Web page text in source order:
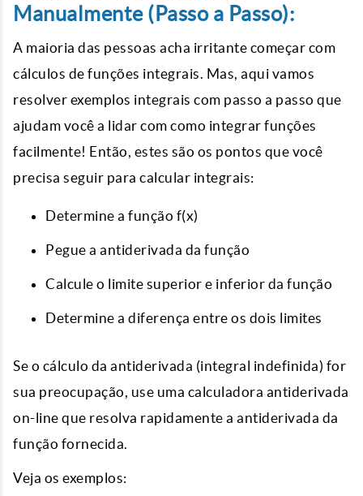
Manualmente (Passo a Passo):
A maioria das pessoas acha irritante começar com
cálculos de funções integrais. Mas, aqui vamos
resolver exemplos integrais com passo a passo que
ajudam você a lidar com como integrar funções
facilmente! Então, estes são os pontos que você
precisa seguir para calcular integrais:
Determine a função f(x)
Pegue a antiderivada da função
Calcule o limite superior e inferior da função
Determine a diferença entre os dois limites
Se o cálculo da antiderivada (integral indefinida) for
sua preocupação, use uma calculadora antiderivada
on-line que resolva rapidamente a antiderivada da
função fornecida.
Veja os exemplos: